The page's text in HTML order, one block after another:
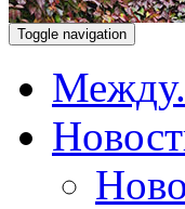
Toggle navigation